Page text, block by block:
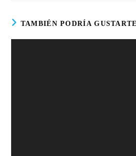
TAMBIÉN PODRÍA GUSTARTE